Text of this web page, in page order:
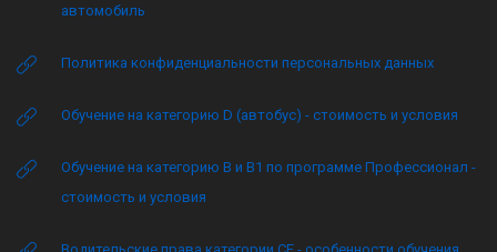
автомобиль
Политика конфиденциальности персональных данных
Обучение на категорию D (автобус) - стоимость и условия
Обучение на категорию B и B1 по программе Профессионал -
стоимость и условия